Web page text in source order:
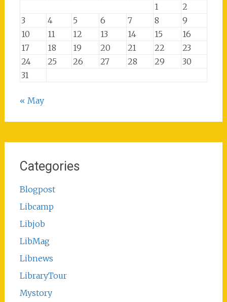
1
2
3
4 5 6 7 8
9
10
11 12 13 14 15
16
17
18 19 20 21 22
23
24
25 26 27 28 29
30
31
« May
Categories
Blogpost
Libcamp
Libjob
LibMag
Libnews
LibraryTour
Mystory